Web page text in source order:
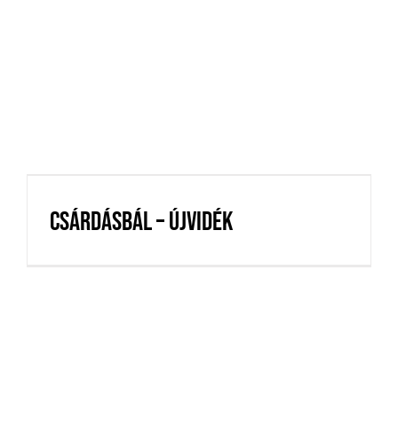
Csárdásbál – Újvidék